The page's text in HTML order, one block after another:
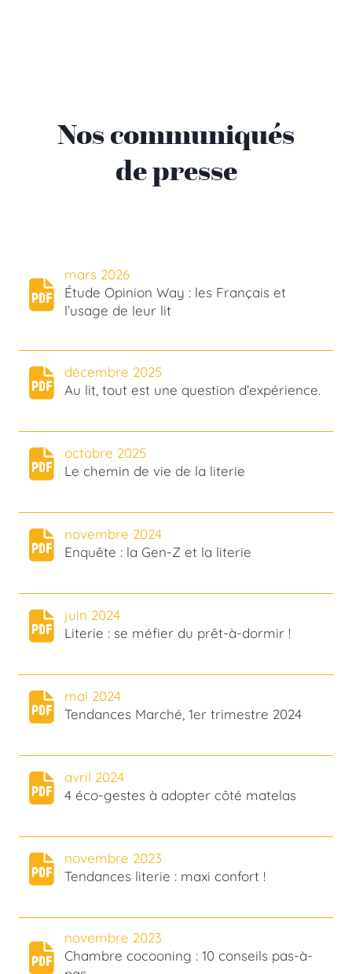
Nos communiqués
de presse
mars 2026
Étude Opinion Way : les Français et
l’usage de leur lit
décembre 2025
Au lit, tout est une question d’expérience.
octobre 2025
Le chemin de vie de la literie
novembre 2024
Enquête : la Gen-Z et la literie
juin 2024
Literie : se méfier du prêt-à-dormir !
mai 2024
Tendances Marché, 1er trimestre 2024
avril 2024
4 éco-gestes à adopter côté matelas
novembre 2023
Tendances literie : maxi confort !
novembre 2023
Chambre cocooning : 10 conseils pas-à-